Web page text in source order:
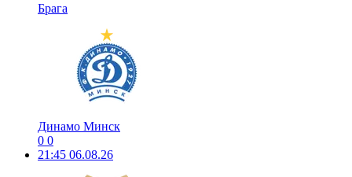
Брага
Динамо Минск
0 0
21:45 06.08.26